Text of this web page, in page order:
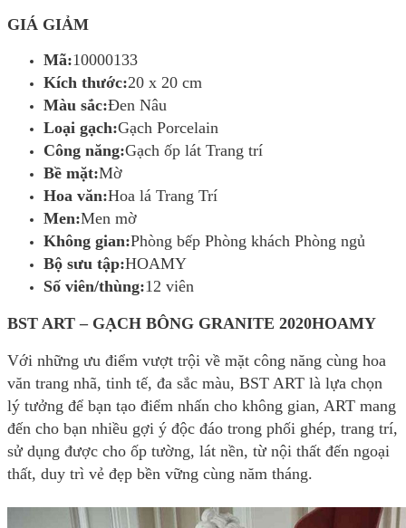
GIÁ GIẢM
Mã:10000133
Kích thước:20 x 20 cm
Màu sắc:Đen Nâu
Loại gạch:Gạch Porcelain
Công năng:Gạch ốp lát Trang trí
Bề mặt:Mờ
Hoa văn:Hoa lá Trang Trí
Men:Men mờ
Không gian:Phòng bếp Phòng khách Phòng ngủ
Bộ sưu tập:HOAMY
Số viên/thùng:12 viên
BST ART – GẠCH BÔNG GRANITE 2020HOAMY
Với những ưu điểm vượt trội về mặt công năng cùng hoa
văn trang nhã, tinh tế, đa sắc màu, BST ART là lựa chọn
lý tưởng để bạn tạo điểm nhấn cho không gian, ART mang
đến cho bạn nhiều gợi ý độc đáo trong phối ghép, trang trí,
sử dụng được cho ốp tường, lát nền, từ nội thất đến ngoại
thất, duy trì vẻ đẹp bền vững cùng năm tháng.